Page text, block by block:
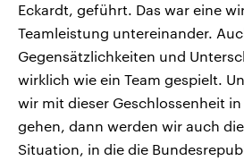
Eckardt, geführt. Das war eine
Teamleistung untereinander.
Gegensätzlichkeiten und
wirklich wie ein Team gespielt.
wir mit dieser Geschlossenheit
gehen, dann werden wir auch
Situation, in die die